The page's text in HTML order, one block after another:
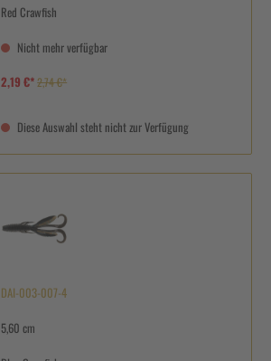
Red Crawfish
Nicht mehr verfügbar
2,19 €*2,74 €*
Diese Auswahl steht nicht zur Verfügung
DAI-003-007-4
5,60 cm